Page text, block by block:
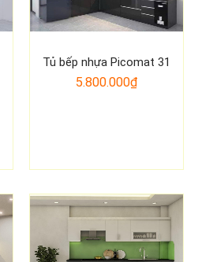
Tủ bếp nhựa Picomat 31
5.800.000₫